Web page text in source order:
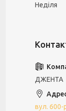
Неділя
ДЖЕНТА
вул. 600-